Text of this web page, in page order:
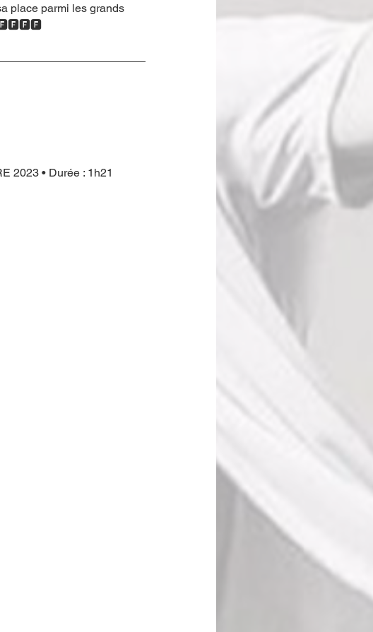
place parmi les grands
2023 • Durée : 1h21